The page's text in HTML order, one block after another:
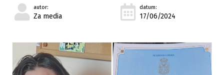
autor:
Za media
datum:
17/06/2024